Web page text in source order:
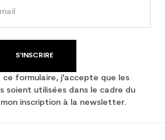
S'INSCRIRE
ce formulaire, j'accepte que les
soient utilisées dans le cadre du
inscription à la newsletter.